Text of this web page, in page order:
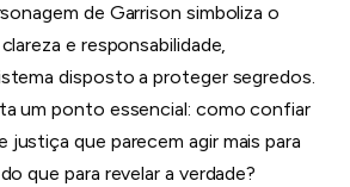
de Garrison simboliza o
e responsabilidade,
disposto a proteger segredos.
um ponto essencial: como confiar
justiça que parecem agir mais para
que para revelar a verdade?